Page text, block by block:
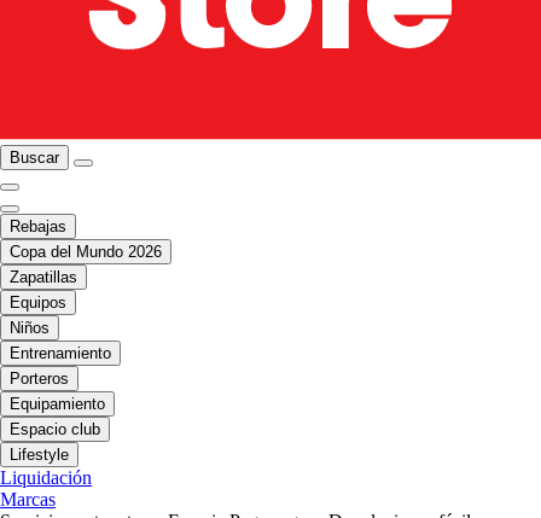
Buscar
Rebajas
Copa del Mundo 2026
Zapatillas
Equipos
Niños
Entrenamiento
Porteros
Equipamiento
Espacio club
Lifestyle
Liquidación
Marcas